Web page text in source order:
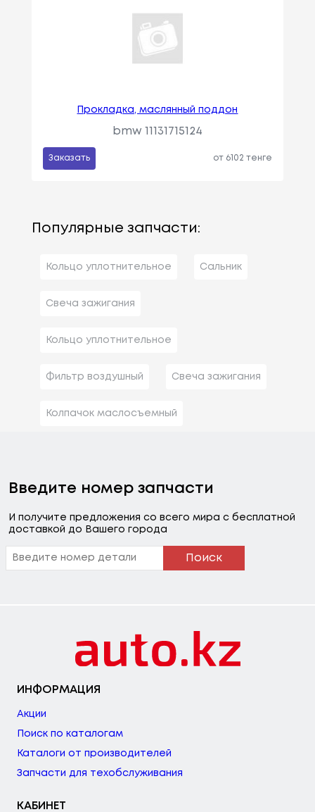
Прокладка, маслянный поддон
bmw 11131715124
Заказать от 6102 тенге
Популярные запчасти:
Кольцо уплотнительное Сальник
Свеча зажигания
Кольцо уплотнительное
Фильтр воздушный Свеча зажигания
Колпачок маслосъемный
Введите номер запчасти
И получите предложения со всего мира с бесплатной
доставкой до Вашего города
Поиск
ИНФОРМАЦИЯ
Акции
Поиск по каталогам
Каталоги от производителей
Запчасти для техобслуживания
КАБИНЕТ